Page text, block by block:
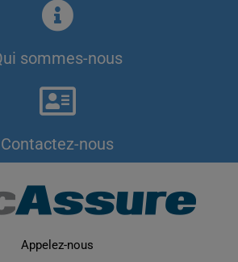
sommes-nous
Contactez-nous
Appelez-nous